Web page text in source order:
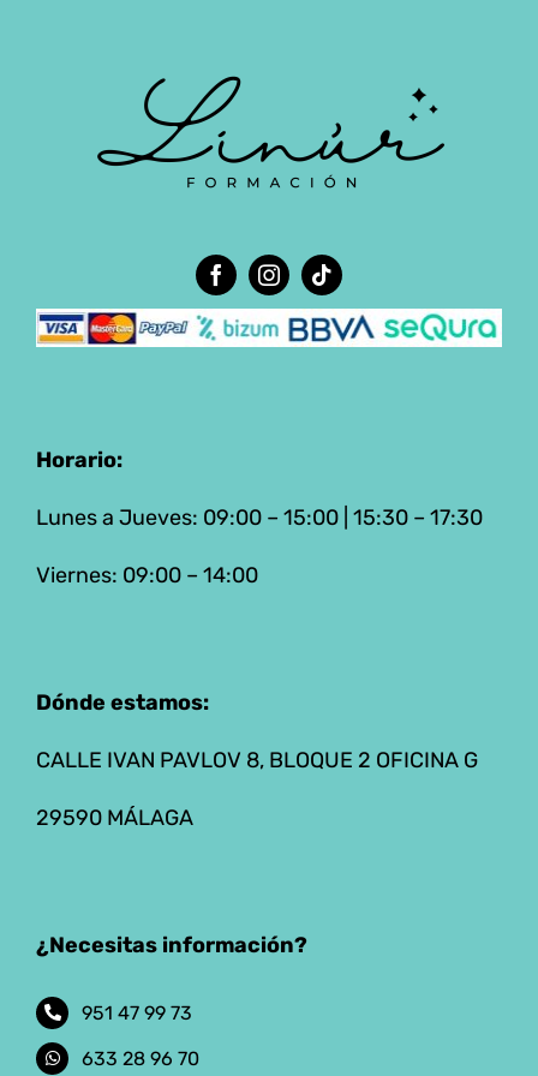
Horario:
Lunes a Jueves: 09:00 – 15:00 | 15:30 – 17:30
Viernes: 09:00 – 14:00
Dónde estamos:
CALLE IVAN PAVLOV 8, BLOQUE 2 OFICINA G
29590 MÁLAGA
¿Necesitas información?
951 47 99 73
633 28 96 70